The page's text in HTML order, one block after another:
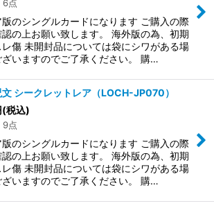
6点
版のシングルカードになります ご購入の際
認の上お願い致します。 海外版の為、初期
傷 未開封品については袋にシワがある場
ざいますのでご了承ください。 購…
シークレットレア（LOCH-JP070）
(税込)
9点
版のシングルカードになります ご購入の際
認の上お願い致します。 海外版の為、初期
傷 未開封品については袋にシワがある場
ざいますのでご了承ください。 購…